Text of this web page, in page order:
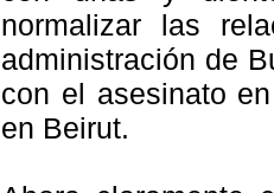
normalizar las
administración de
con el asesinato
en Beirut.